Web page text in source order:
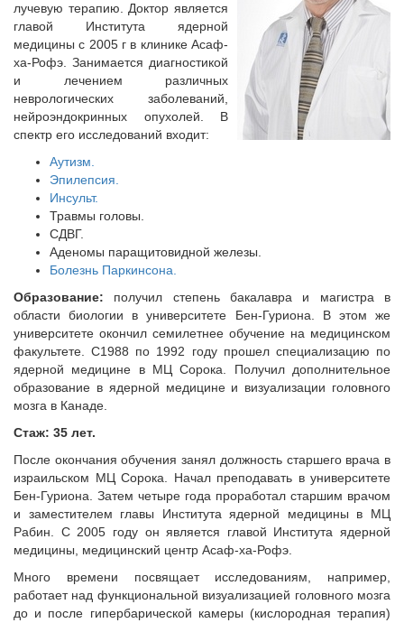
лучевую терапию. Доктор является
главой Института ядерной
медицины с 2005 г в клинике Асаф-
ха-Рофэ. Занимается диагностикой
и лечением различных
неврологических заболеваний,
нейроэндокринных опухолей. В
спектр его исследований входит:
Аутизм.
Эпилепсия.
Инсульт.
Травмы головы.
СДВГ.
Аденомы паращитовидной железы.
Болезнь Паркинсона.
Образование: получил степень бакалавра и магистра в
области биологии в университете Бен-Гуриона. В этом же
университете окончил семилетнее обучение на медицинском
факультете. С1988 по 1992 году прошел специализацию по
ядерной медицине в МЦ Сорока. Получил дополнительное
образование в ядерной медицине и визуализации головного
мозга в Канаде.
Стаж: 35 лет.
После окончания обучения занял должность старшего врача в
израильском МЦ Сорока. Начал преподавать в университете
Бен-Гуриона. Затем четыре года проработал старшим врачом
и заместителем главы Института ядерной медицины в МЦ
Рабин. С 2005 году он является главой Института ядерной
медицины, медицинский центр Асаф-ха-Рофэ.
Много времени посвящает исследованиям, например,
работает над функциональной визуализацией головного мозга
до и после гипербарической камеры (кислородная терапия)